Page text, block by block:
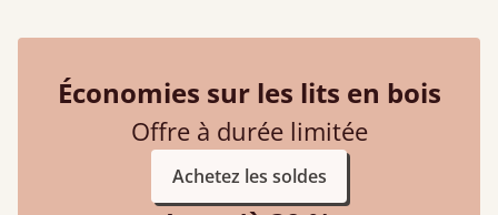
Économies sur les lits en bois
Offre à durée limitée
Achetez les soldes